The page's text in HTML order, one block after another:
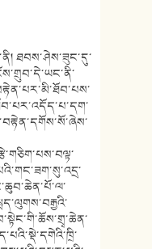
ཐབས་ཤེས་ཟུང་དུ་